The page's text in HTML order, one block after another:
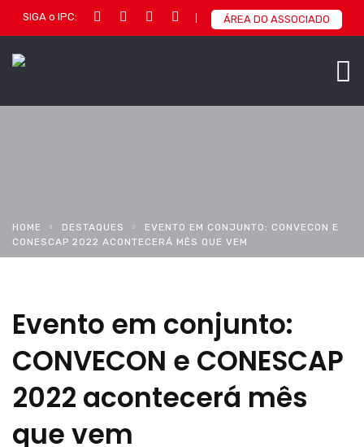
SIGA o IPC: ÁREA DO ASSOCIADO
HOME DESTAQUES
EVENTO EM CONJUNTO: CONVECON E
CONESCAP 2022 ACONTECERÁ MÊS QUE VEM
Evento em conjunto:
CONVECON e CONESCAP
2022 acontecerá mês
que vem